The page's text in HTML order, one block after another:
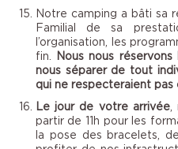
Notre camping a bâti sa
Familial de sa
l’organisation, les
fin.
Nous nous
nous séparer de tout
qui ne respecteraient pas
Le jour de votre arrivée,
partir de 11h pour les
la pose des bracelets,